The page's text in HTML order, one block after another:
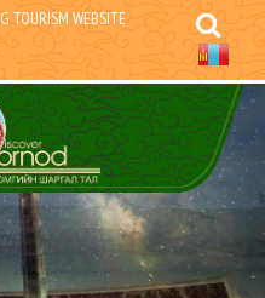
TOURISM WEBSITE